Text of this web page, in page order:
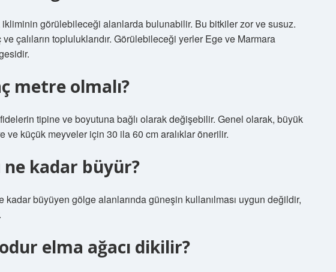
görülebileceği alanlarda bulunabilir. Bu bitkiler zor ve susuz.
çalıların topluluklarıdır. Görülebileceği yerler Ege ve Marmara
metre olmalı?
fidelerin tipine ve boyutuna bağlı olarak değişebilir. Genel olarak, büyük
ve küçük meyveler için 30 ila 60 cm aralıklar önerilir.
ne kadar büyür?
büyüyen gölge alanlarında güneşin kullanılması uygun değildir,
elma ağacı dikilir?